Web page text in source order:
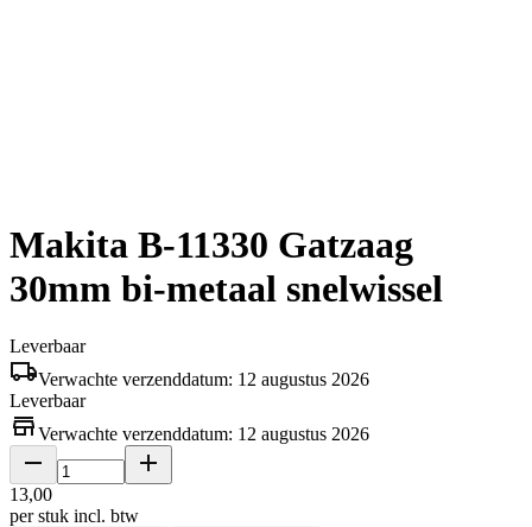
Makita B-11330 Gatzaag
30mm bi-metaal snelwissel
Leverbaar
Verwachte verzenddatum: 12 augustus 2026
Leverbaar
Verwachte verzenddatum: 12 augustus 2026
13,00
per stuk incl. btw